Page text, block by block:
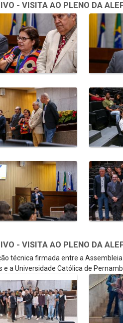
- VISITA AO PLENO DA
- VISITA AO PLENO DA
técnica firmada entre a
a Universidade Católica de